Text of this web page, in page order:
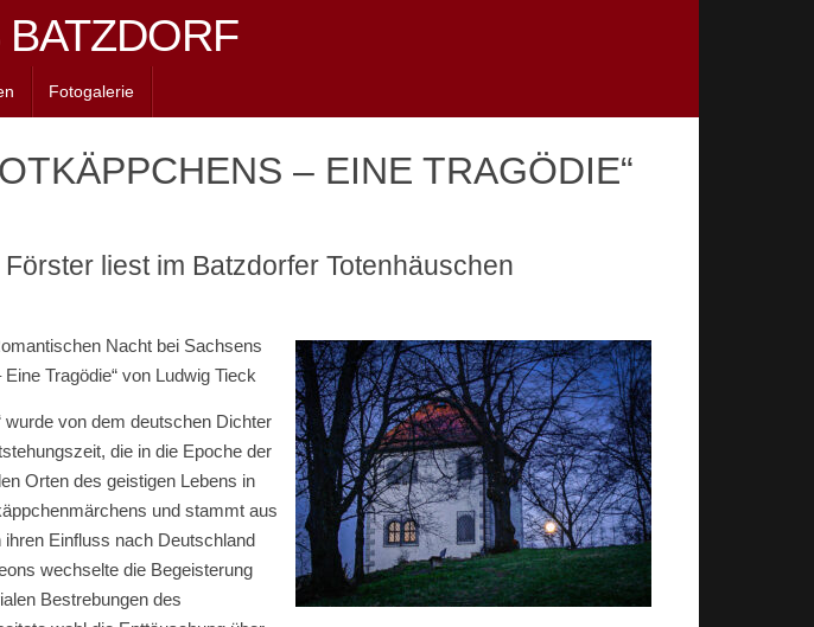
Fotogalerie
– EINE TRAGÖDIE“
liest im Batzdorfer Totenhäuschen
Nacht bei Sachsens
Tragödie“ von Ludwig Tieck
wurde von dem deutschen Dichter
die in die Epoche der
Orten des geistigen Lebens in
und stammt aus
Einfluss nach Deutschland
wechselte die Begeisterung
Bestrebungen des